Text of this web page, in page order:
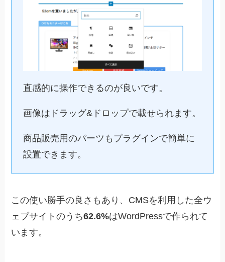
直感的に操作できるのが良いです。
画像はドラッグ&ドロップで載せられます。
商品販売用のパーツもプラグインで簡単に
設置できます。
この使い勝手の良さもあり、CMSを利用した全ウ
ェブサイトのうち62.6%はWordPressで作られて
います。